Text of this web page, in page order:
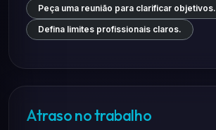
Peça uma reunião para clarificar objetivos.
Defina limites profissionais claros.
Atraso no trabalho